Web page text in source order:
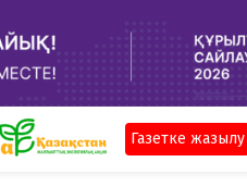
Газетке жазылу